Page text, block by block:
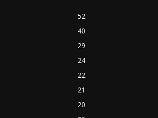
52
40
29
24
22
21
20